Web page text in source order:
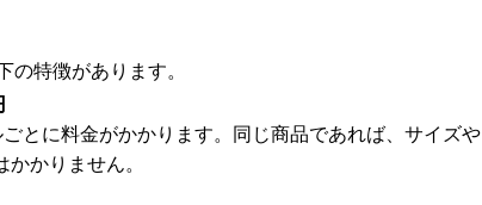
の特徴があります。
とに料金がかかります。同じ商品であれば、サイズや
かりません。